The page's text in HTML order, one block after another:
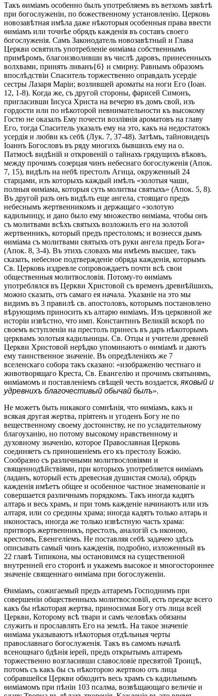
Такъ ѳиміамъ особенно былъ употребляемъ въ ветхомъ завѣтѣ
при богослуженіи, по божественному установленію. Церковь
новозавѣтная имѣла даже нѣкоторыя особенныя права ввести
ѳиміамъ или точнѣе обрядъ кажденія въ составъ своего
богослуженія. Самъ Законодатель новозавѣтный и Глава
Церкви освятилъ употребленіе ѳиміама собственнымъ
примѣромъ, благоизволивши въ числѣ даровъ, принесенныхъ
волхвами, принять ливанъ{6} и смирну. Равнымъ образомъ
впослѣдствіи Спаситель торжественно оправдалъ усердіе
сестры Лазаря Маріи; возлившей ароматы на ноги Его (Іоан.
12, 1-8). Когда же, съ другой стороны, фарисей Симонъ,
пригласивши Іисуса Христа на вечерю въ домъ свой, изъ
гордости или по нѣкоторой невнимательности къ высокому
Гостю не оказалъ Ему почести возліянія ароматовъ на главу
Его, тогда Спаситель указалъ ему на это, какъ на недостатокъ
усердія и любви къ себѣ (Лук. 7, 37-48). Затѣмъ, тайновидецъ
Іоаннъ Богословъ въ ряду многихъ бывшихъ ему на о.
Патмосѣ видѣній и откровеній о тайнахъ грядущихъ вѣковъ,
между прочимъ созерцая чинъ небеснаго богослуженія (Апок.
7, 15), видѣлъ на небѣ престолъ Агнца, окруженный 24
старцами, изъ которыхъ каждый имѣлъ «золотыя чаши,
полныя ѳиміама, которыя суть молитвы святыхъ» (Апок. 5, 8).
Въ другой разъ онъ видѣлъ еще ангела, стоящаго предъ
небеснымъ жертвенникомъ и держащаго «золотую
кадильницу, и дано было ему множество ѳиміама, чтобы онъ
съ молитвами всѣхъ святыхъ возложилъ его на золотой
жертвенникъ, который предъ престоломъ; и вознесся дымъ
ѳиміама съ молитвами святыхъ отъ руки ангела предъ Бога»
(Апок. 8, 3-4). Въ этихъ словахъ мы имѣемъ высшее, такъ
сказать, небесное подтвержденіе обряда кажденія, которымъ
Св. Церковь издревле сопровождаетъ почти всѣ свои
общественныя молитвословія. Потому-то ѳиміамъ
употреблялся въ Церкви Христовой съ временъ древнѣйшихъ,
можно сказать, отъ самаго ея начала. Указаніе на это мы
видимъ въ 3 правилѣ св. апостоловъ, которымъ постановлено
вѣрующимъ приносить къ алтарю ѳиміамъ. Изъ церковной же
исторіи извѣстно, что имп. Константинъ Великій вскорѣ по
своемъ вступленіи на престолъ принесъ въ даръ нѣкоторымъ
церквамъ золотыя кадильницы. Св. Отцы и учители древней
Церкви Христовой нерѣдко упоминаютъ о ѳиміамѣ и даютъ
ему таинственное значеніе. Въ опредѣленіяхъ же 7
вселенскаго собора такъ сказано: «изображенію честнаго и
животворящаго Креста, Св. Евангелію и прочимъ святынямъ,
ѳиміамомъ и поставленіемъ свѣщей честь воздается, яковый и
удревнихъ благочестивый обычай былъ».
Не можетъ быть никакого сомнѣнія, что ѳиміамъ, какъ и
всякая другая жертва, пріятенъ и угоденъ Богу не по
вещественному своему достоинству, не по усладительному
благоуханію, но потому высокому нравственному и
духовному значенію, которое Православная Церковь
соединяетъ съ приношеніемъ его къ престолу Божію.
Сообразно съ различными молитвословіями и
священнодѣйствіями, при которыхъ употребляется ѳиміамъ
(ладанъ, который есть древесная душистая смола), обрядъ
кажденія имѣетъ общее и особенное частное знаменованіе и
совершается различнымъ порядкомъ. Такъ иногда кадятъ
алтарь и весь храмъ, и при томъ кажденіе начинаютъ или изъ
алтаря, или со средины храма; иногда кадятъ только алтарь и
иконостасъ, иногда же только извѣстную часть храма:
притворъ жертвенникъ, престолъ, аналогій съ иконою,
крестомъ, Евенгеліемъ. Не поставляя себѣ задачею здѣсь
описывать самый чинъ кажденія, подробно, изложенный въ
22 главѣ Типикона, мы остановимся на существенной
внутренней его сторонѣ и укажемъ высокое и многостороннее
значеніе священнаго ѳиміама при богослуженіи.
Ѳиміамъ, сожигаемый предъ алтаремъ Господнимъ при
совершеніи общественныхъ молитвословій, есть прежде всего
какъ бы нѣкоторая жертва, приносимая Богу отъ лица всей
Церкви, Которому всѣ твари и самъ человѣкъ обязаны
служить и прославлять Его на землѣ. На такое значеніе
ѳиміама указываютъ нѣкоторыя отдѣльныя черты
православнаго богослуженія. Такъ въ самомъ началѣ
всенощнаго бдѣнія іерей, предъ открытымъ алтаремъ
торжественно возгласивши славословіе пресвятой Троицѣ,
потомъ съ какъ бы съ нѣкоторою жертвою отъ лица
собравшейся Церкви обходитъ весь храмъ съ кадильнымъ
ѳиміамомъ при пѣніи 103 псалма, возвѣщающаго величіе и